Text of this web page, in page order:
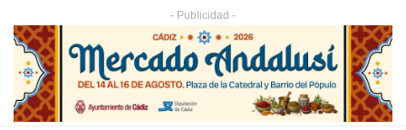
- Publicidad -